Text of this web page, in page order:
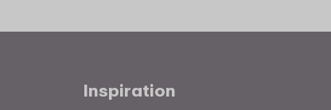
Inspiration